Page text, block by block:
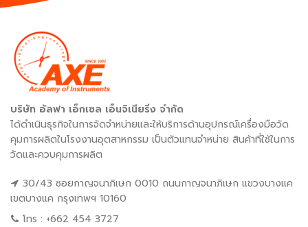
บริษัท อัลฟา เอ็กเซล เอ็นจิเนียริ่ง จำกัด
ได้ดำเนินธุรกิจในการจัดจำหน่ายและให้บริการด้านอุปกรณ์เครื่องมือวัด
คุมการผลิตในโรงงานอุตสาหกรรม เป็นตัวแทนจำหน่าย สินค้าที่ใช้ในการ
วัดและควบคุมการผลิต
30/43 ซอยกาญจนาภิเษก 0010 ถนนกาญจนาภิเษก แขวงบางแค
เขตบางแค กรุงเทพฯ 10160
โทร : +662 454 3727